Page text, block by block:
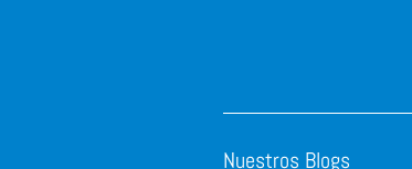
Nuestros Blogs